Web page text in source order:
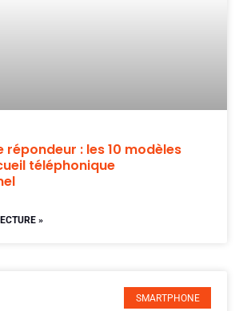
répondeur : les 10 modèles
téléphonique
»
SMARTPHONE